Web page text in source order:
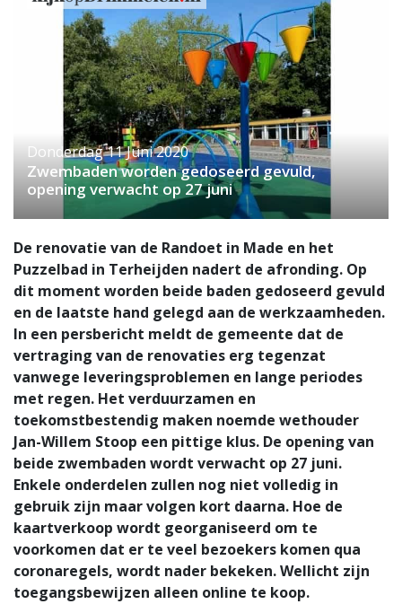
Donderdag 11 Juni 2020
Zwembaden worden gedoseerd gevuld,
opening verwacht op 27 juni
De renovatie van de Randoet in Made en het
Puzzelbad in Terheijden nadert de afronding. Op
dit moment worden beide baden gedoseerd gevuld
en de laatste hand gelegd aan de werkzaamheden.
In een persbericht meldt de gemeente dat de
vertraging van de renovaties erg tegenzat
vanwege leveringsproblemen en lange periodes
met regen. Het verduurzamen en
toekomstbestendig maken noemde wethouder
Jan-Willem Stoop een pittige klus. De opening van
beide zwembaden wordt verwacht op 27 juni.
Enkele onderdelen zullen nog niet volledig in
gebruik zijn maar volgen kort daarna. Hoe de
kaartverkoop wordt georganiseerd om te
voorkomen dat er te veel bezoekers komen qua
coronaregels, wordt nader bekeken. Wellicht zijn
toegangsbewijzen alleen online te koop.